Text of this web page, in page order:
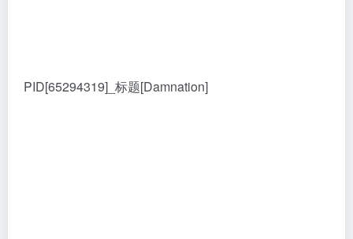
PID[65294319]_标题[Damnation]